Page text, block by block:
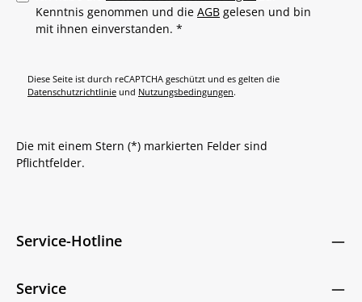
Kenntnis genommen und die AGB gelesen und bin
mit ihnen einverstanden. *
Diese Seite ist durch reCAPTCHA geschützt und es gelten die
Datenschutzrichtlinie und Nutzungsbedingungen.
Die mit einem Stern (*) markierten Felder sind
Pflichtfelder.
Service-Hotline
Service